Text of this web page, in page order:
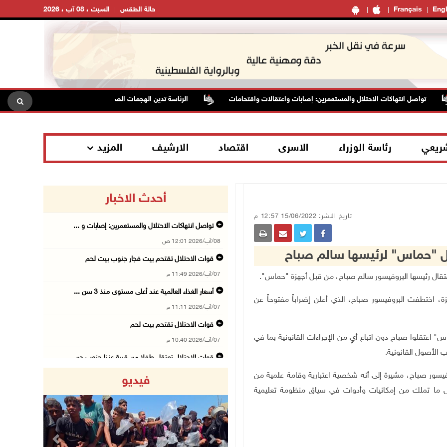
Français السبت ، 08 آب ، 2026 حالة الطقس
تواصل انتهاكات الاحتلال والمستعمرين: إصابات واعتقالات واقتحامات الرئاسة تدين الهجمات الصاروخية على المملكة العربية السعودية
رئاسة الوزراء الاسرى اقتصاد الارشيف المزيد
تاريخ النشر: 15/06/2022 12:57 م
"حماس" لرئيسها سالم صباح
البروفيسور صباح، الذي أعلن إضراباً مفتوحاً عن
اعتقلوا صباح دون اتباع أيٍ من الإجراءات القانونية بما في
القانونية.
صباح، مشيرة إلى أنه شخصية اعتبارية وقامة علمية من
ما تملك من إمكانيات وأدوات في سياق منظومة تعليمية
أحدث الاخبار
تواصل انتهاكات الاحتلال والمستعمرين: إصابات و ...
08/آب/2026 12:01 ص
قوات الاحتلال تقتحم بيت فجار جنوب بيت لحم
07/آب/2026 11:49 م
أسعار الغذاء العالمية عند أعلى مستوى منذ 3 سن ...
07/آب/2026 11:11 م
قوات الاحتلال تقتحم بيت لحم
07/آب/2026 10:40 م
قوات الاحتلال تعتقل طفلا من قرية عنزا جنوب جن ...
07/آب/2026 10:15 م
الاحتلال يعيق تنقل المواطنين ويقتحم بلدات شرق ...
07/آب/2026 08:52 م
فيديو
Previous Next